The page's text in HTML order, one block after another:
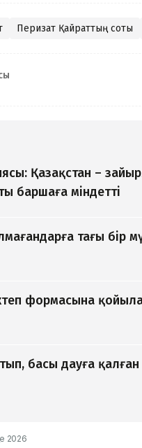
Перизат Қайраттың соты
Қазақстан –
баршаға міндетті
тағы бір
формасына
басы дауға
2026